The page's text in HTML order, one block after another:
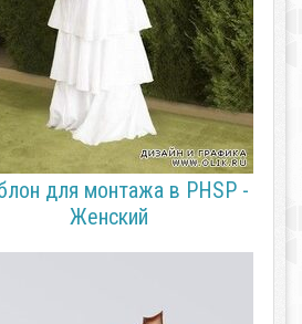
для монтажа в PHSP -
Женский